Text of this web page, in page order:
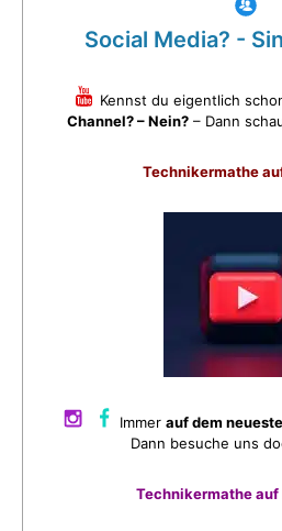
Social Media? -
Kennst du eigentlich
Channel? – Nein?– Dann
Technikermathe
Immerauf dem
Dann besuche uns
Technikermathe auf